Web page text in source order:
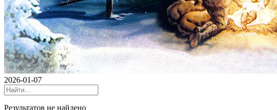
2026-01-07
Результатов не найдено